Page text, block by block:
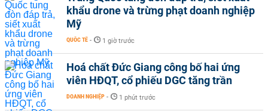
khẩu drone và trừng phạt doanh nghiệp
Mỹ
QUỐC TẾ - 1 giờ trước
Hoá chất Đức Giang công bố hai ứng
viên HĐQT, cổ phiếu DGC tăng trần
DOANH NGHIỆP - 1 phút trước